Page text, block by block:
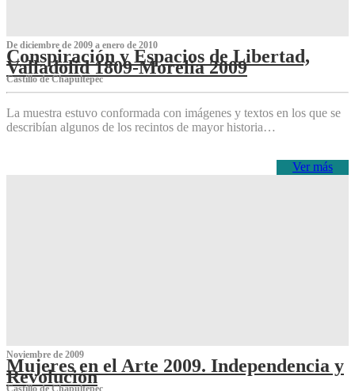
De diciembre de 2009 a enero de 2010
Conspiración y Espacios de Libertad,
Valladolid 1809-Morelia 2009
Castillo de Chapultepec
La muestra estuvo conformada con imágenes y textos en los que se
describían algunos de los recintos de mayor historia…
Ver más
Noviembre de 2009
Mujeres en el Arte 2009. Independencia y
Revolución